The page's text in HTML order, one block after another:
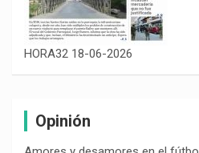
HORA32 18-06-2026
Opinión